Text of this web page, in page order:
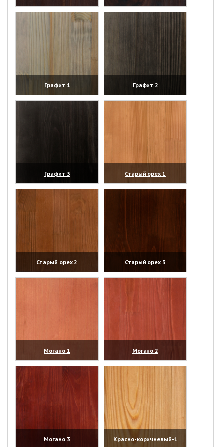
(увеличить)
(увеличить)
Графит 1
(увеличить)
Графит 2
(увеличить)
Графит 3
(увеличить)
Старый орех 1
(увеличить)
Старый орех 2
(увеличить)
Старый орех 3
(увеличить)
Могано 1
(увеличить)
Могано 2
(увеличить)
Могано 3
Красно-коричневый-1